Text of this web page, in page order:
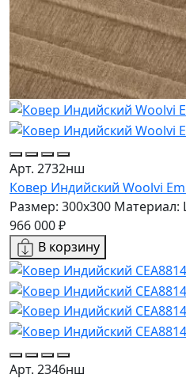
Арт. 2732нш
Ковер Индийский Woolvi
Размер: 300x300 Материал:
966 000 ₽
В корзину
Арт. 2346нш